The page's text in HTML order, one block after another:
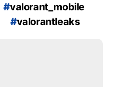
#valorant_mobile
#valorantleaks